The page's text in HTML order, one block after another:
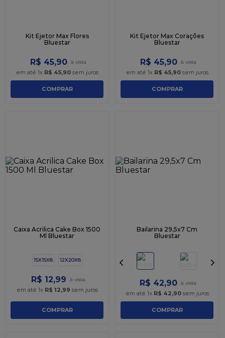
Kit Ejetor Max Flores
Bluestar
R$ 45,90
em até 1x R$ 45,90sem juros
COMPRAR
Kit Ejetor Max Corações
Bluestar
R$ 45,90
em até 1x R$ 45,90sem juros
COMPRAR
Caixa Acrilica Cake Box 1500
Ml Bluestar
15X15X8 12X20X8
R$ 12,99
em até 1x R$ 12,99 sem juros
COMPRAR
Bailarina 29,5x7 Cm
Bluestar
R$ 42,90
em até 1x R$ 42,90sem juros
COMPRAR